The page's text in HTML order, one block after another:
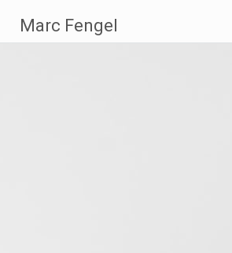
Inhalt
springen
Marc Fengel